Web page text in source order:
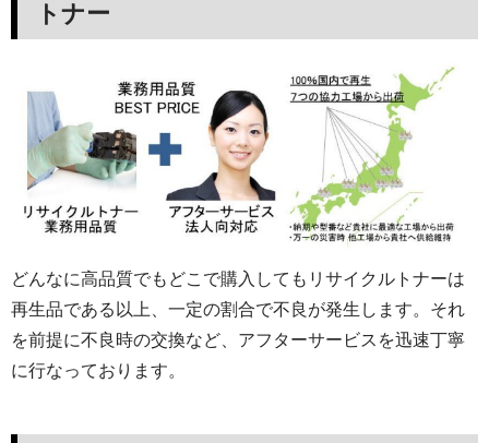
トナー
どんなに高品質でもどこで購入してもリサイクルトナーは
再生品である以上、一定の割合で不良が発生します。それ
を前提に不良時の交換など、アフターサービスを迅速丁寧
に行なっております。